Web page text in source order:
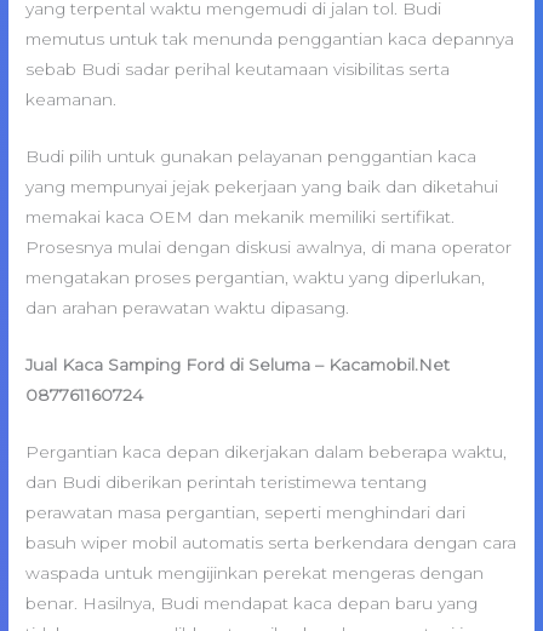
yang terpental waktu mengemudi di jalan tol. Budi
memutus untuk tak menunda penggantian kaca depannya
sebab Budi sadar perihal keutamaan visibilitas serta
keamanan.
Budi pilih untuk gunakan pelayanan penggantian kaca
yang mempunyai jejak pekerjaan yang baik dan diketahui
memakai kaca OEM dan mekanik memiliki sertifikat.
Prosesnya mulai dengan diskusi awalnya, di mana operator
mengatakan proses pergantian, waktu yang diperlukan,
dan arahan perawatan waktu dipasang.
Jual Kaca Samping Ford di Seluma – Kacamobil.Net
087761160724
Pergantian kaca depan dikerjakan dalam beberapa waktu,
dan Budi diberikan perintah teristimewa tentang
perawatan masa pergantian, seperti menghindari dari
basuh wiper mobil automatis serta berkendara dengan cara
waspada untuk mengijinkan perekat mengeras dengan
benar. Hasilnya, Budi mendapat kaca depan baru yang